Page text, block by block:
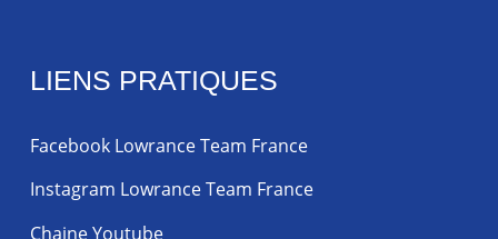
LIENS PRATIQUES
Facebook Lowrance Team France
Instagram Lowrance Team France
Chaine Youtube